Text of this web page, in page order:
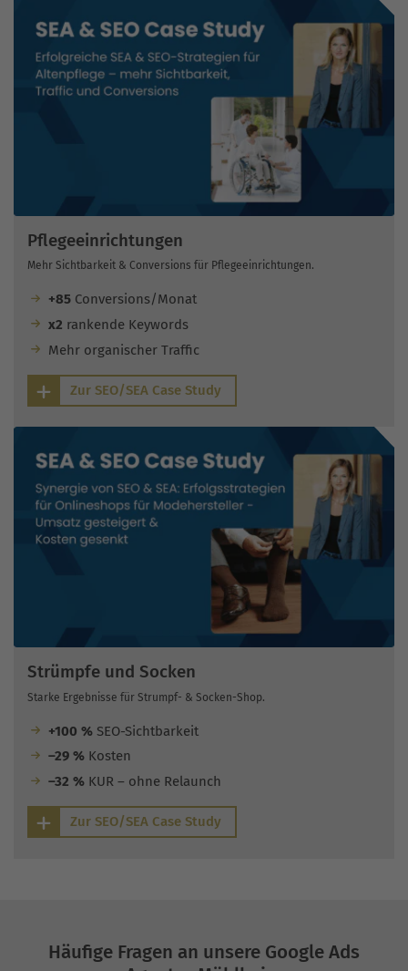
Pflegeeinrichtungen
Mehr Sichtbarkeit & Conversions für Pflegeeinrichtungen.
+85Conversions/Monat
x2 rankende Keywords
Mehr organischer Traffic
Zur SEO/SEA Case Study
Strümpfe und Socken
Starke Ergebnisse für Strumpf- & Socken-Shop.
+100 %SEO-Sichtbarkeit
–29 %Kosten
–32 %KUR – ohne Relaunch
Zur SEO/SEA Case Study
Häufige Fragen an unsere Google Ads